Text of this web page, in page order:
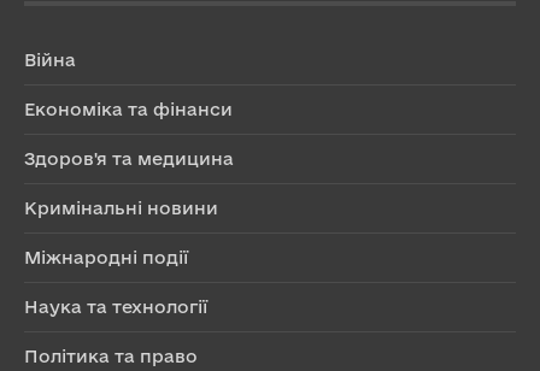
Війна
Економіка та фінанси
Здоров'я та медицина
Кримінальні новини
Міжнародні події
Наука та технології
Політика та право